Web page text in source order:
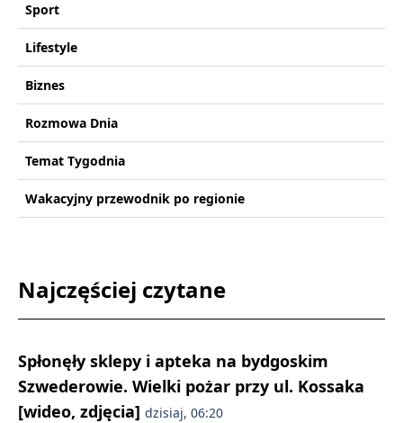
Sport
Lifestyle
Biznes
Rozmowa Dnia
Temat Tygodnia
Wakacyjny przewodnik po regionie
Najczęściej czytane
Spłonęły sklepy i apteka na bydgoskim
Szwederowie. Wielki pożar przy ul. Kossaka
[wideo, zdjęcia] dzisiaj, 06:20